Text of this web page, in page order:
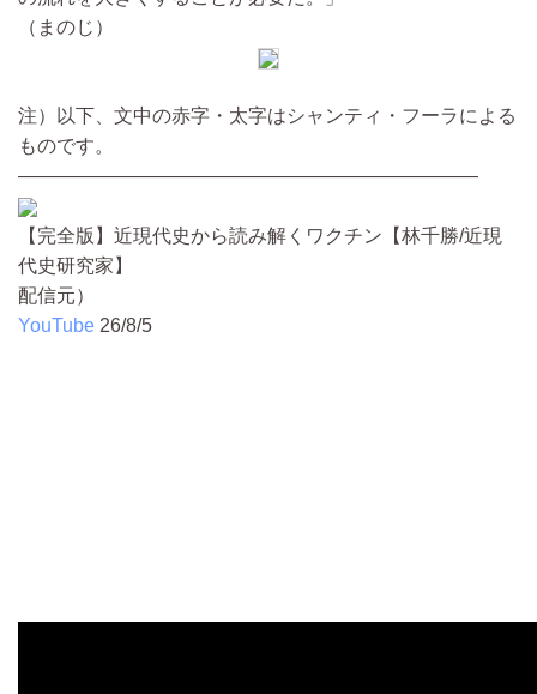
（まのじ）
注）以下、文中の赤字・太字はシャンティ・フーラによる
ものです。
————————————————————————
【完全版】近現代史から読み解くワクチン【林千勝/近現
代史研究家】
配信元）
YouTube 26/8/5